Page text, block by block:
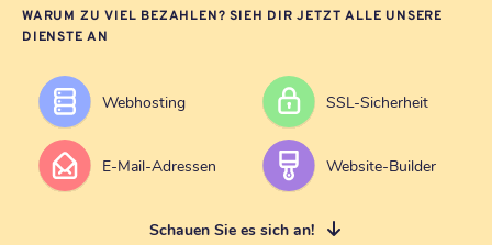
WARUM ZU VIEL BEZAHLEN? SIEH DIR JETZT ALLE UNSERE
DIENSTE AN
Webhosting SSL-Sicherheit
E-Mail-Adressen Website-Builder
Schauen Sie es sich an!